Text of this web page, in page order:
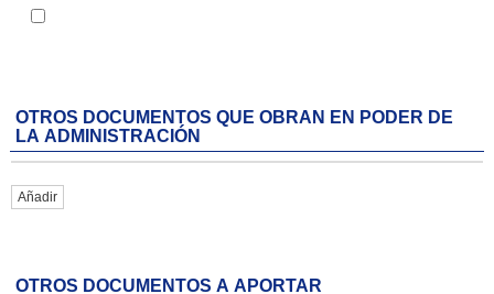
OTROS DOCUMENTOS QUE OBRAN EN PODER DE
LA ADMINISTRACIÓN
Añadir
OTROS DOCUMENTOS A APORTAR